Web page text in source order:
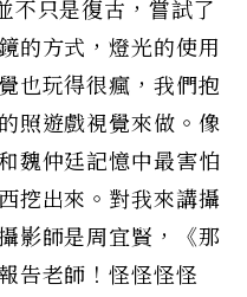
不只是復古，嘗試了
的方式，燈光的使用
也玩得很瘋，我們抱
照遊戲視覺來做。像
魏仲廷記憶中最害怕
挖出來。對我來講攝
影師是周宜賢，《那
告老師！怪怪怪怪